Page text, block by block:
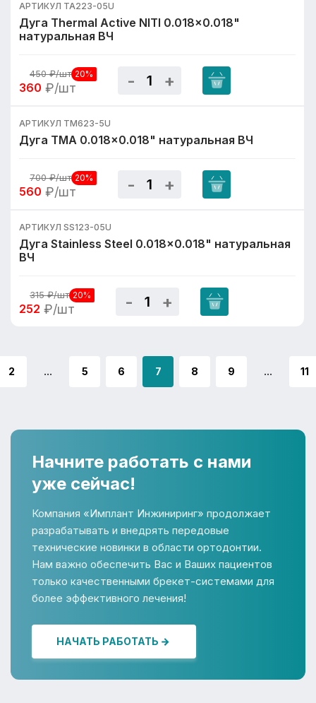
АРТИКУЛ TA223-05U
Дуга Thermal Active NITI 0.018x0.018"
натуральная ВЧ
450₽/шт 20%
360 ₽/шт
АРТИКУЛ TM623-5U
Дуга TMA 0.018x0.018" натуральная ВЧ
700₽/шт 20%
560 ₽/шт
АРТИКУЛ SS123-05U
Дуга Stainless Steel 0.018x0.018" натуральная
ВЧ
315₽/шт 20%
252 ₽/шт
2 ... 5 6 7 8 9 ... 11
Начните работать с нами
уже сейчас!
Компания «Имплант Инжиниринг» продолжает
разрабатывать и внедрять передовые
технические новинки в области ортодонтии.
Нам важно обеспечить Вас и Ваших пациентов
только качественными брекет-системами для
более эффективного лечения!
НАЧАТЬ РАБОТАТЬ